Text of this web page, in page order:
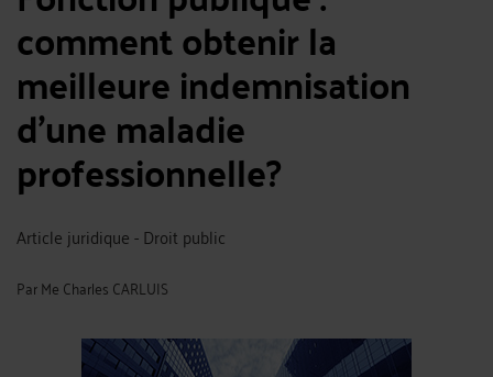
comment obtenir la
meilleure indemnisation
d'une maladie
professionnelle?
Article juridique - Droit public
ParMe Charles CARLUIS